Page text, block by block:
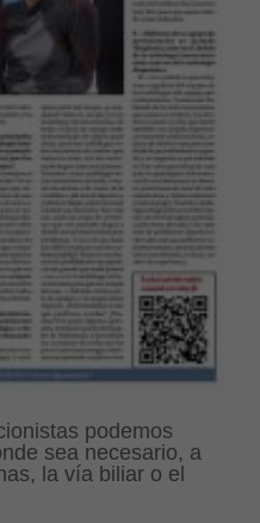
podemos
sea necesario, a
la vía biliar o el